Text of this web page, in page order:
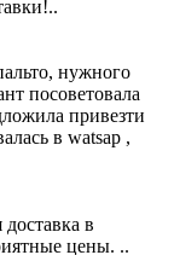
нужного
посоветовала
привезти
в watsap ,
в
цены. ..